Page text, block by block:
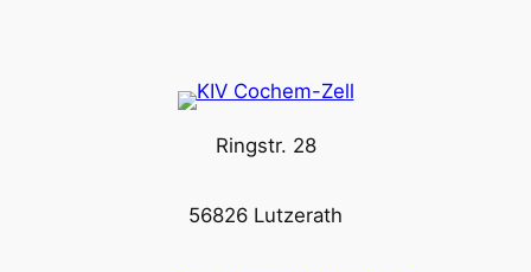
Ringstr. 28
56826 Lutzerath